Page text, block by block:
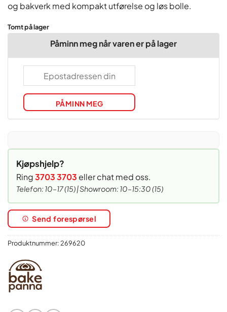
og bakverk med kompakt utførelse og løs bolle.
Tomt på lager
Påminn meg når varen er på lager
PÅMINN MEG
Kjøpshjelp?
Ring3703 3703 eller chat med oss.
Telefon: 10–17 (15) | Showroom: 10–15:30 (15)
Send forespørsel
Produktnummer:269620